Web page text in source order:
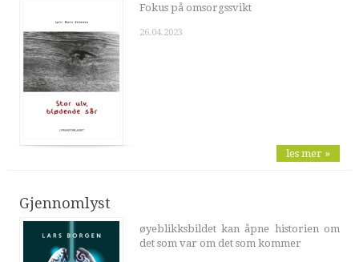
Fokus på omsorgssvikt
26.04.2023
les mer »
Gjennomlyst
øyeblikksbildet kan åpne historien om
det som var om det som kommer